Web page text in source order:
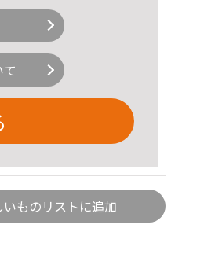
いものリストに追加